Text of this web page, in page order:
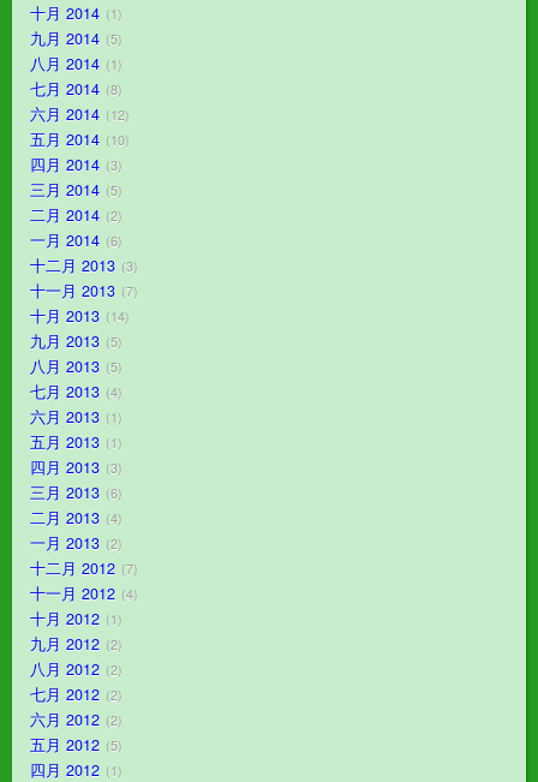
十月 2014 1
九月 2014 5
八月 2014 1
七月 2014 8
六月 2014 12
五月 2014 10
四月 2014 3
三月 2014 5
二月 2014 2
一月 2014 6
十二月 2013 3
十一月 2013 7
十月 2013 14
九月 2013 5
八月 2013 5
七月 2013 4
六月 2013 1
五月 2013 1
四月 2013 3
三月 2013 6
二月 2013 4
一月 2013 2
十二月 2012 7
十一月 2012 4
十月 2012 1
九月 2012 2
八月 2012 2
七月 2012 2
六月 2012 2
五月 2012 5
四月 2012 1